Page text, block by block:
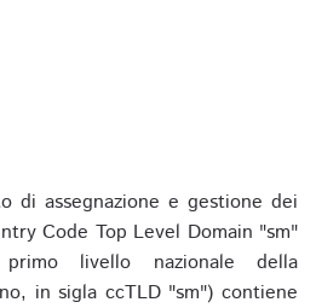
di assegnazione e gestione dei
Code Top Level Domain "sm"
livello nazionale della
in sigla ccTLD "sm") contiene